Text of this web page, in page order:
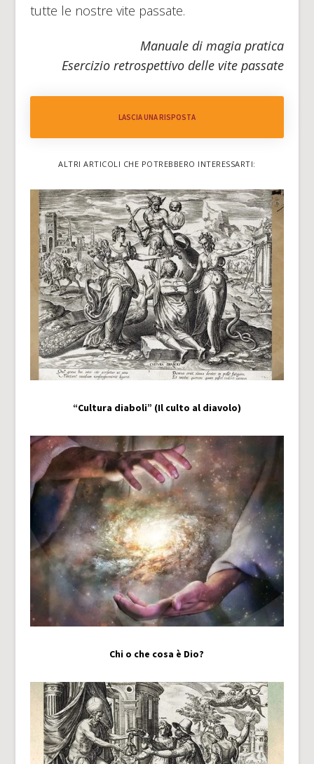
tutte le nostre vite passate.
Manuale di magia pratica
Esercizio retrospettivo delle vite passate
LASCIA UNA RISPOSTA
ALTRI ARTICOLI CHE POTREBBERO INTERESSARTI:
“Cultura diaboli” (Il culto al diavolo)
Chi o che cosa è Dio?